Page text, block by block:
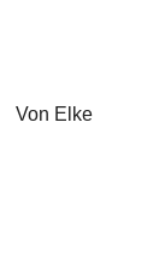
Von Elke